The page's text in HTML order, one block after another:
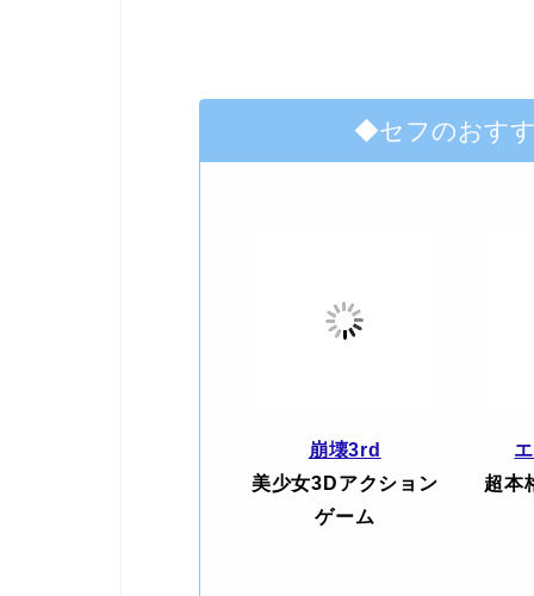
◆セフのおす
崩壊3rd
美少女3Dアクション
ゲーム
超本